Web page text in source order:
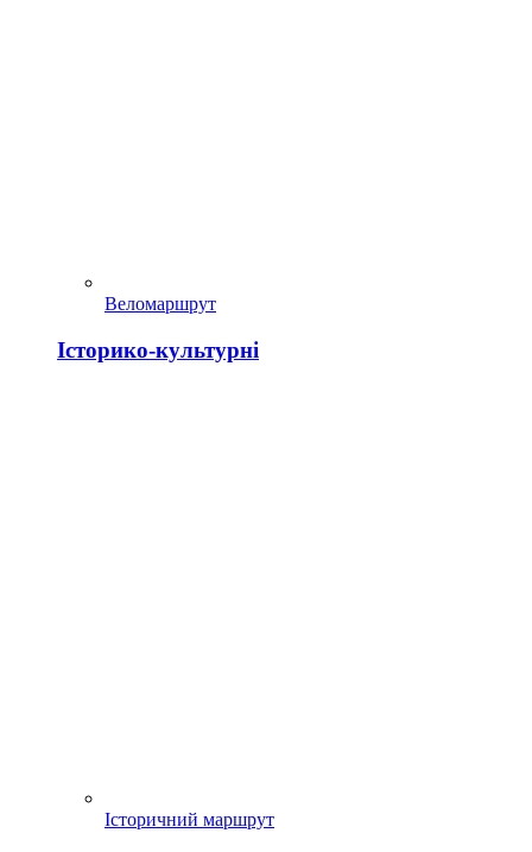
Веломаршрут
Історико-культурні
Історичний маршрут